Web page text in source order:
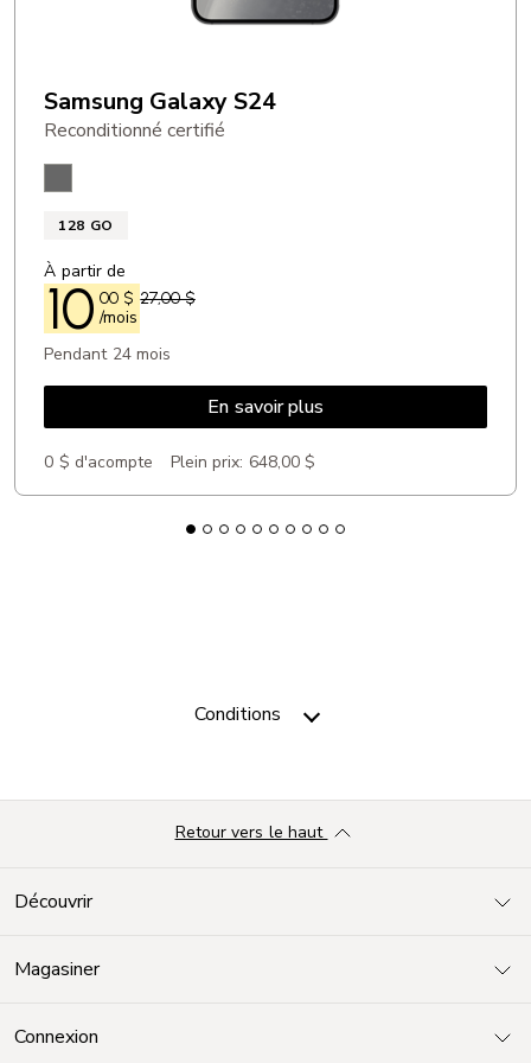
Samsung Galaxy S24
Reconditionné certifié
128 GO
À partir de
10 00 $
/mois
27,00 $
Pendant 24 mois
En savoir plus
0 $ d'acompte Plein prix: 648,00 $
Conditions
Découvrir
Magasiner
Connexion
Retour vers le haut